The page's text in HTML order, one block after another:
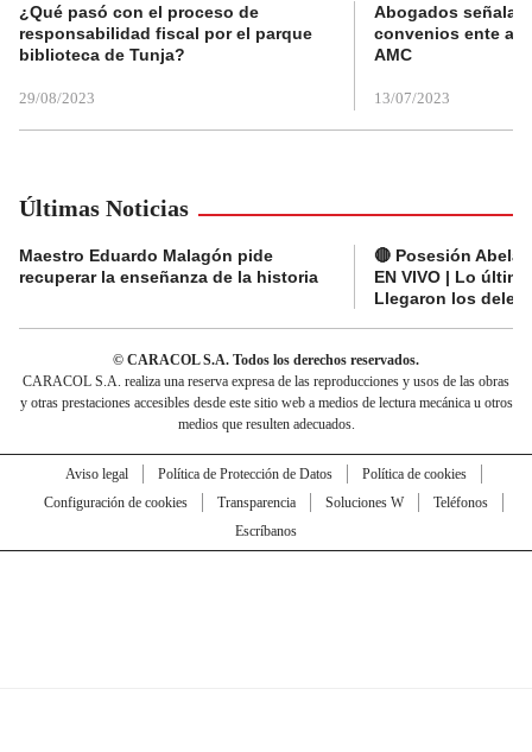
¿Qué pasó con el proceso de
responsabilidad fiscal por el parque
biblioteca de Tunja?
29/08/2023
Abogados
convenios ente
AMC
13/07/2023
Últimas Noticias
Maestro Eduardo Malagón pide
recuperar la enseñanza de la historia
🔴 Posesión
EN VIVO | Lo
Llegaron los
© CARACOL S.A. Todos los derechos reservados.
CARACOL S.A. realiza una reserva expresa de las reproducciones y usos de las obras
y otras prestaciones accesibles desde este sitio web a medios de lectura mecánica u otros
medios que resulten adecuados.
Aviso legal Política de Protección de Datos
Política de cookies
Configuración de cookies
Transparencia Soluciones W
Teléfonos
Escríbanos